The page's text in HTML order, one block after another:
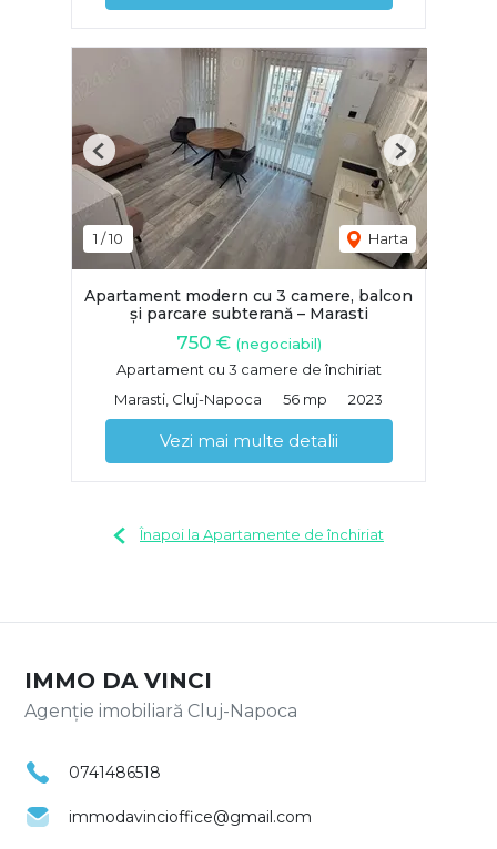
1 /10 Harta
Previous Next
Apartament modern cu 3 camere, balcon
și parcare subterană – Marasti
750 € (negociabil)
Apartament cu 3 camere de închiriat
Marasti, Cluj-Napoca
56 mp 2023
Vezi mai multe detalii
Înapoi la Apartamente de închiriat
IMMO DA VINCI
Agenție imobiliară Cluj-Napoca
0741486518
immodavincioffice@gmail.com